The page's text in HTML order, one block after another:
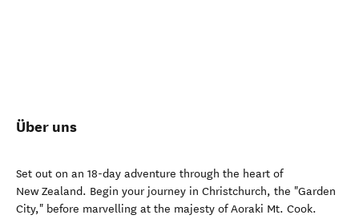
Über uns
Set out on an 18-day adventure through the heart of
New Zealand. Begin your journey in Christchurch, the "Garden
City," before marvelling at the majesty of Aoraki Mt. Cook.